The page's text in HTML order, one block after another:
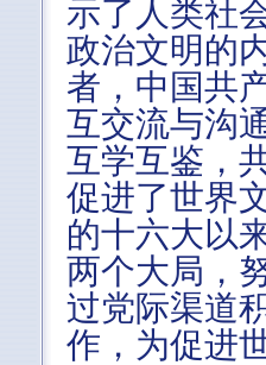
示了人类社
政治文明的
者，中国共
互交流与沟
互学互鉴，
促进了世界
的十六大以
两个大局，
过党际渠道
作，为促进